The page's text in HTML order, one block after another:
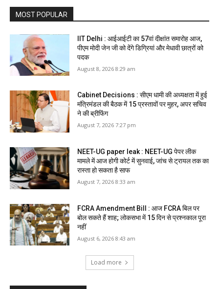
MOST POPULAR
IIT Delhi : आईआईटी का 57वां दीक्षांत समारोह आज,
पीएम मोदी जेन जी को देंगे डिग्रियां और मेधावी छात्रों को
पदक
August 8, 2026 8:29 am
Cabinet Decisions : सीएम धामी की अध्यक्षता में हुई
मंत्रिमंडल की बैठक में 15 प्रस्तावों पर मुहर, अपर सचिव
ने की ब्रीफिंग
August 7, 2026 7:27 pm
NEET-UG paper leak : NEET-UG पेपर लीक
मामले में आज होगी कोर्ट में सुनवाई, जांच से ट्रायल तक का
रास्ता हो सकता है साफ
August 7, 2026 8:33 am
FCRA Amendment Bill : आज FCRA बिल पर
बोल सकते हैं शाह; लोकसभा में 15 दिन से प्रश्नकाल पूरा
नहीं
August 6, 2026 8:43 am
Load more